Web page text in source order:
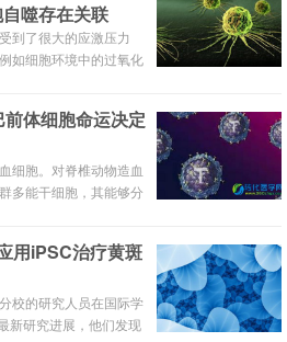
噬存在关联
到了很大的应激压力
如细胞环境中的过氧化
体细胞命运决定
细胞。对脊椎动物造血
多能干细胞，其能够分
用iPSC治疗黄斑
校的研究人员在国际学
新研究进展，他们发现